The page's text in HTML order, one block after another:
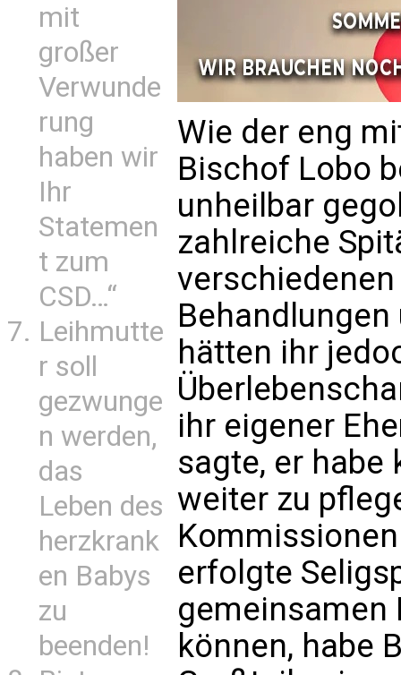
mit
großer
Verwunde
rung
haben wir
Ihr
Statemen
t zum
CSD…“
Leihmutte
r soll
gezwunge
n werden,
das
Leben des
herzkrank
en Babys
zu
beenden!
Wie der eng
Bischof Lobo
unheilbar
zahlreiche
hätten ihr
ihr eigener
sagte, er habe
weiter zu
erfolgte
gemeinsamen
können, habe